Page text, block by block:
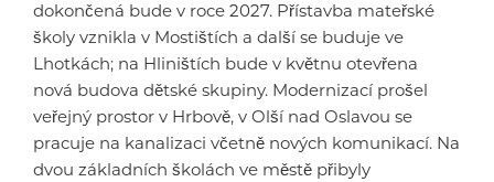
dokončená bude v roce 2027. Přístavba mateřské
školy vznikla v Mostištích a další se buduje ve
Lhotkách; na Hliništích bude v květnu otevřena
nová budova dětské skupiny. Modernizací prošel
veřejný prostor v Hrbově, v Olší nad Oslavou se
pracuje na kanalizaci včetně nových komunikací. Na
dvou základních školách ve městě přibyly